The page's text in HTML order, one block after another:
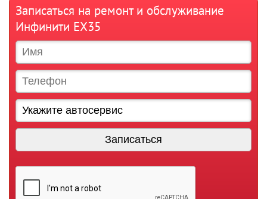
Записаться на ремонт и обслуживание
Инфинити ЕХ35